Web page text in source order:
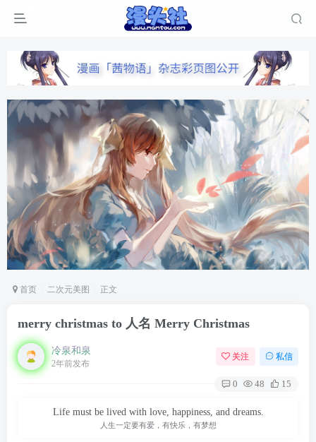
首页 二次元美图 正文
merry christmas to 人名 Merry Christmas
冷泉和泉
2年前发布
关注 私信
0 48 15
Life must be lived with love, happiness, and dreams.
人生一定要有爱，有快乐，有梦想